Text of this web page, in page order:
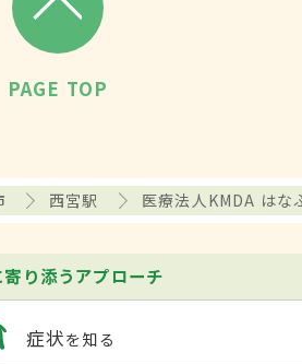
PAGE TOP
西宮駅 医療法人KMDA はな
り添うアプローチ
症状を知る